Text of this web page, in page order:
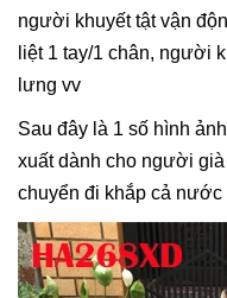
người khuyết tật vận
liệt 1 tay/1 chân, người
lưng vv
Sau đây là 1 số hình
xuất dành cho người
chuyển đi khắp cả nước